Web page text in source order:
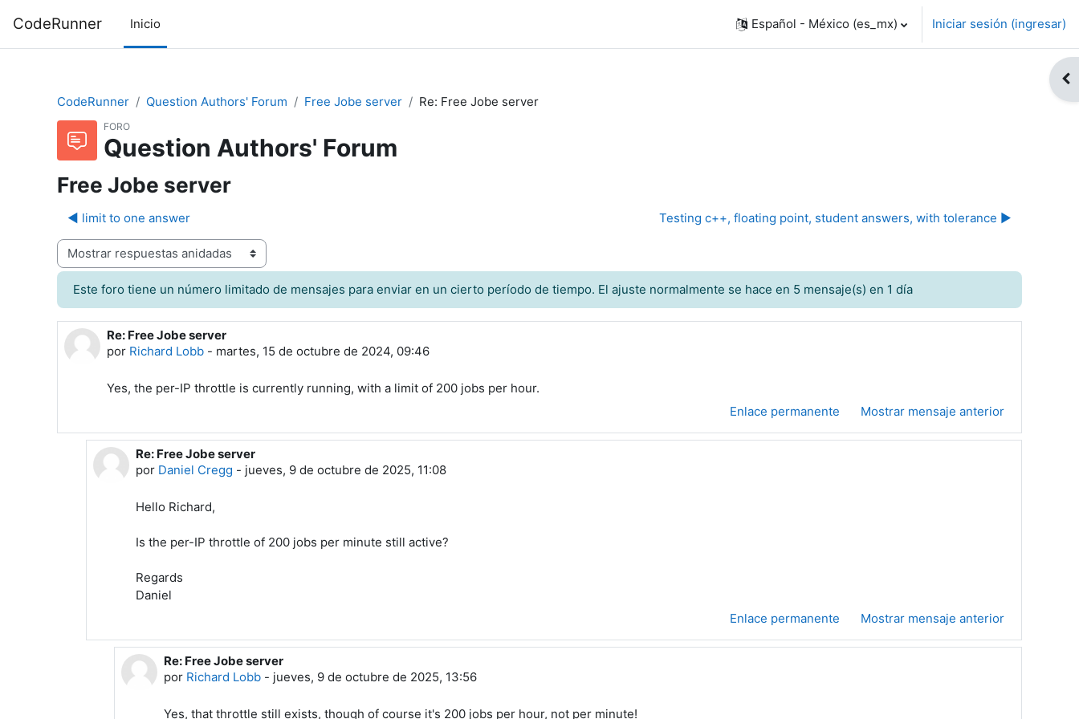
CodeRunner Inicio Español - México ‎(es_mx)‎ Iniciar sesión (ingresar)
CodeRunner
Question Authors' Forum Free Jobe server Re: Free Jobe server
FORO
Question Authors' Forum
Free Jobe server
◀︎ limit to one answer Testing c++, floating point, student answers, with tolerance ▶︎
de visualización
Este foro tiene un número limitado de mensajes para enviar en un cierto período de tiempo. El ajuste normalmente se hace en 5 mensaje(s) en 1 día
Re: Free Jobe server
por Richard Lobb - martes, 15 de octubre de 2024, 09:46
Número de respuestas: 3
Yes, the per-IP throttle is currently running, with a limit of 200 jobs per hour.
Enlace permanente
Mostrar mensaje anterior
En respuesta a Richard Lobb
Re: Free Jobe server
por Daniel Cregg - jueves, 9 de octubre de 2025, 11:08
Hello Richard,
Is the per-IP throttle of 200 jobs per minute still active?
Regards
Daniel
Enlace permanente
Mostrar mensaje anterior
En respuesta a Daniel Cregg
Re: Free Jobe server
por Richard Lobb - jueves, 9 de octubre de 2025, 13:56
Yes, that throttle still exists, though of course it's 200 jobs per hour, not per minute!